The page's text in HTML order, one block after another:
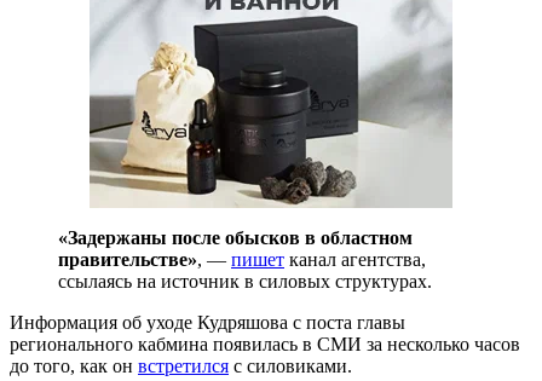
«Задержаны после обысков в областном
правительстве», — пишет канал агентства,
ссылаясь на источник в силовых структурах.
Информация об уходе Кудряшова с поста главы
регионального кабмина появилась в СМИ за несколько часов
до того, как он встретился с силовиками.